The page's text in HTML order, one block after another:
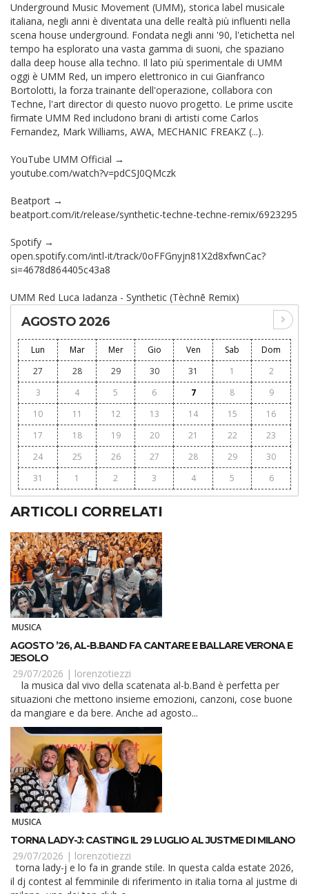
Underground Music Movement (UMM), storica label musicale
italiana, negli anni è diventata una delle realtà più influenti nella
scena house underground. Fondata negli anni '90, l'etichetta nel
tempo ha esplorato una vasta gamma di suoni, che spaziano
dalla deep house alla techno. Il lato più sperimentale di UMM
oggi è UMM Red, un impero elettronico in cui Gianfranco
Bortolotti, la forza trainante dell'operazione, collabora con
Techne, l'art director di questo nuovo progetto. Le prime uscite
firmate UMM Red includono brani di artisti come Carlos
Fernandez, Mark Williams, AWA, MECHANIC FREAKZ (...).
YouTube UMM Official →
youtube.com/watch?v=pdCSJ0QMczk
Beatport →
beatport.com/it/release/synthetic-techne-techne-remix/6923295
Spotify →
open.spotify.com/intl-it/track/0oFFGnyjn81X2d8xfwnCac?
si=4678d864405c43a8
UMM Red Luca Iadanza - Synthetic (Tèchnē Remix)
AGOSTO 2026
Lun Mar Mer Gio Ven Sab
Dom
27
28 29 30 31 1
2
3
4 5 6 7 8
9
10
11 12 13 14 15
16
17
18 19 20 21 22
23
24
25 26 27 28 29
30
31
1 2 3 4 5 6
ARTICOLI CORRELATI
MUSICA
AGOSTO ’26, AL-B.BAND FA CANTARE E BALLARE VERONA E
JESOLO
29/07/2026 | lorenzotiezzi
situazioni che mettono insieme emozioni, canzoni, cose buone
da mangiare e da bere. Anche ad agosto...
MUSICA
TORNA LADY-J: CASTING IL 29 LUGLIO AL JUSTME DI MILANO
29/07/2026 | lorenzotiezzi
torna lady-j e lo fa in grande stile. In questa calda estate 2026,
il dj contest al femminile di riferimento in italia torna al justme di